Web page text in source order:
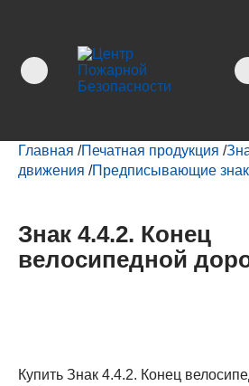
Главная /Печатная продукция /
движения /Предписывающие
Знак 4.4.2. Конец
велосипедной
Купить Знак 4.4.2. Конец